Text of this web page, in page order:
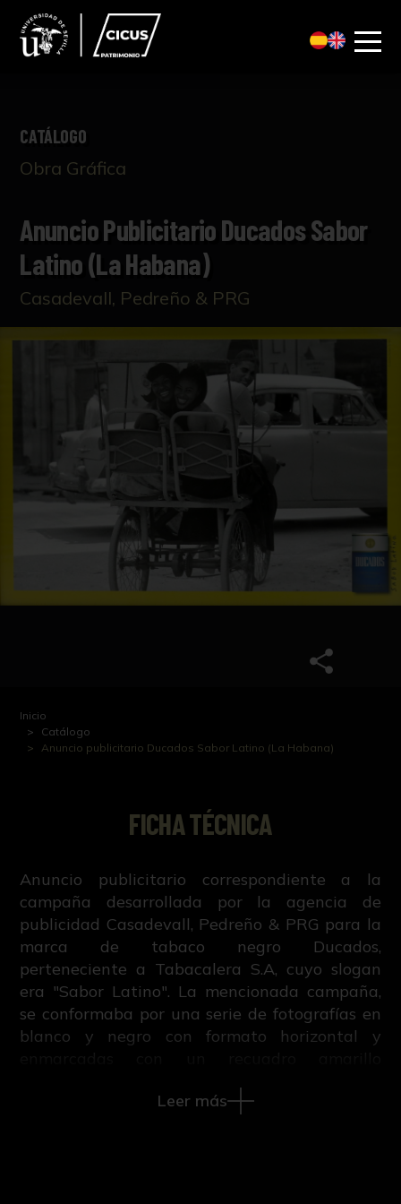
CATÁLOGO
Obra Gráfica
Anuncio Publicitario Ducados Sabor
Latino (La Habana)
Casadevall, Pedreño & PRG
Inicio
Catálogo
Anuncio publicitario Ducados Sabor Latino (La Habana)
FICHA TÉCNICA
Anuncio publicitario correspondiente a la
campaña desarrollada por la agencia de
publicidad Casadevall, Pedreño & PRG para la
marca de tabaco negro Ducados,
perteneciente a Tabacalera S.A, cuyo slogan
era "Sabor Latino". La mencionada campaña,
se conformaba por una serie de fotografías en
blanco y negro con formato horizontal y
mostraban la esencia y vida cotidiana de las
Leer más